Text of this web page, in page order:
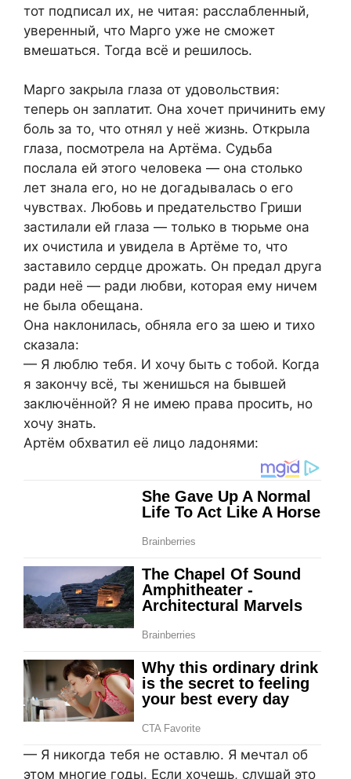
тот подписал их, не читая: расслабленный,
уверенный, что Марго уже не сможет
вмешаться. Тогда всё и решилось.
Марго закрыла глаза от удовольствия:
теперь он заплатит. Она хочет причинить ему
боль за то, что отнял у неё жизнь. Открыла
глаза, посмотрела на Артёма. Судьба
послала ей этого человека — она столько
лет знала его, но не догадывалась о его
чувствах. Любовь и предательство Гриши
застилали ей глаза — только в тюрьме она
их очистила и увидела в Артёме то, что
заставило сердце дрожать. Он предал друга
ради неё — ради любви, которая ему ничем
не была обещана.
Она наклонилась, обняла его за шею и тихо
сказала:
— Я люблю тебя. И хочу быть с тобой. Когда
я закончу всё, ты женишься на бывшей
заключённой? Я не имею права просить, но
хочу знать.
Артём обхватил её лицо ладонями:
— Я никогда тебя не оставлю. Я мечтал об
этом многие годы. Если хочешь, слушай это